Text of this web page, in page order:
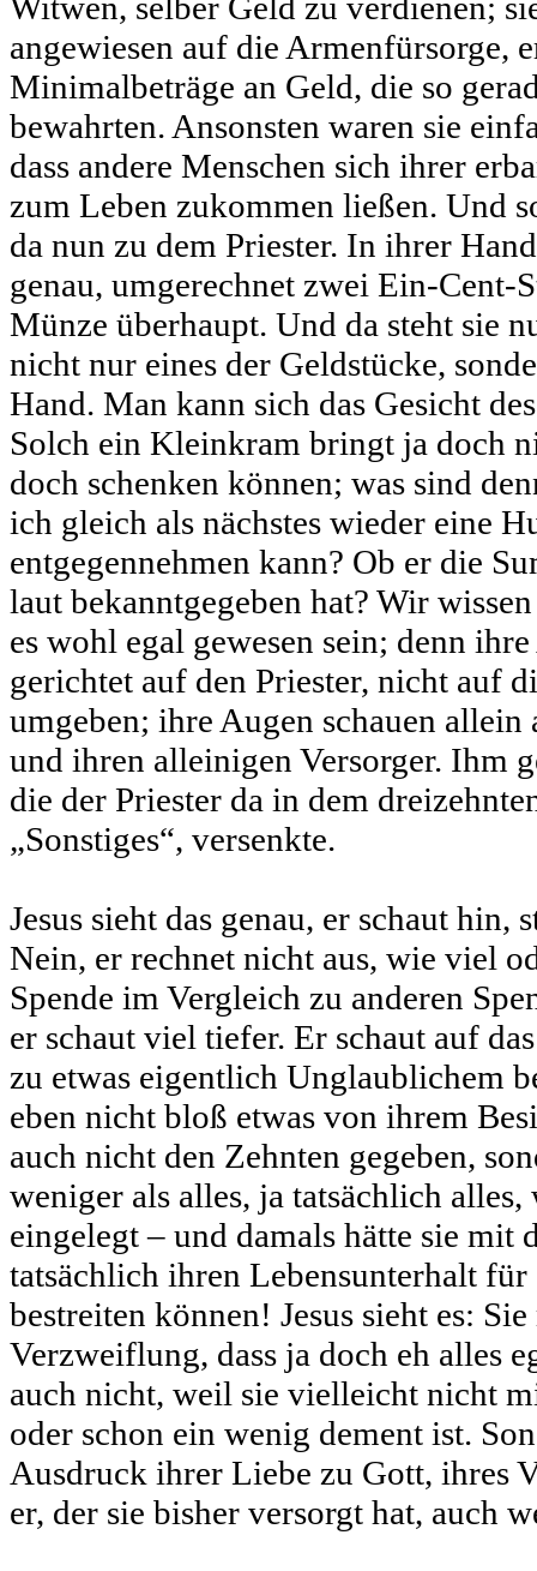
Witwen, selber Geld zu verdienen;
angewiesen auf die Armenfürsorge,
Minimalbeträge an Geld, die so
bewahrten. Ansonsten waren sie
dass andere Menschen sich ihrer
zum Leben zukommen ließen. Und
da nun zu dem Priester. In ihrer
genau, umgerechnet zwei Ein-Cent-
Münze überhaupt. Und da steht sie
nicht nur eines der Geldstücke,
Hand. Man kann sich das Gesicht
Solch ein Kleinkram bringt ja doch
doch schenken können; was sind
ich gleich als nächstes wieder eine
entgegennehmen kann? Ob er die
laut bekanntgegeben hat? Wir
es wohl egal gewesen sein; denn
gerichtet auf den Priester, nicht auf
umgeben; ihre Augen schauen
und ihren alleinigen Versorger. Ihm
die der Priester da in dem
„Sonstiges“, versenkte.
Jesus sieht das genau, er schaut hin,
Nein, er rechnet nicht aus, wie viel
Spende im Vergleich zu anderen
er schaut viel tiefer. Er schaut auf
zu etwas eigentlich Unglaublichem
eben nicht bloß etwas von ihrem
auch nicht den Zehnten gegeben,
weniger als alles, ja tatsächlich alles,
eingelegt – und damals hätte sie mit
tatsächlich ihren Lebensunterhalt für
bestreiten können! Jesus sieht es:
Verzweiflung, dass ja doch eh alles
auch nicht, weil sie vielleicht nicht
oder schon ein wenig dement ist.
Ausdruck ihrer Liebe zu Gott, ihres
er, der sie bisher versorgt hat, auch